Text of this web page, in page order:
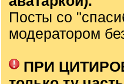
Посты со
модератором
ПРИ